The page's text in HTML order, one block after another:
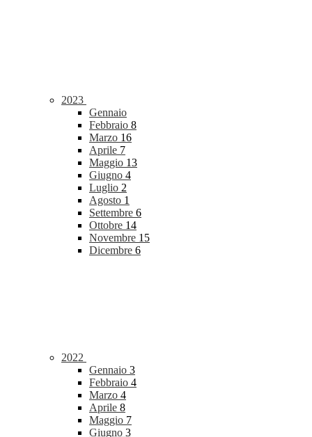
2023
Gennaio
Febbraio 8
Marzo 16
Aprile 7
Maggio 13
Giugno 4
Luglio 2
Agosto 1
Settembre 6
Ottobre 14
Novembre 15
Dicembre 6
2022
Gennaio 3
Febbraio 4
Marzo 4
Aprile 8
Maggio 7
Giugno 3